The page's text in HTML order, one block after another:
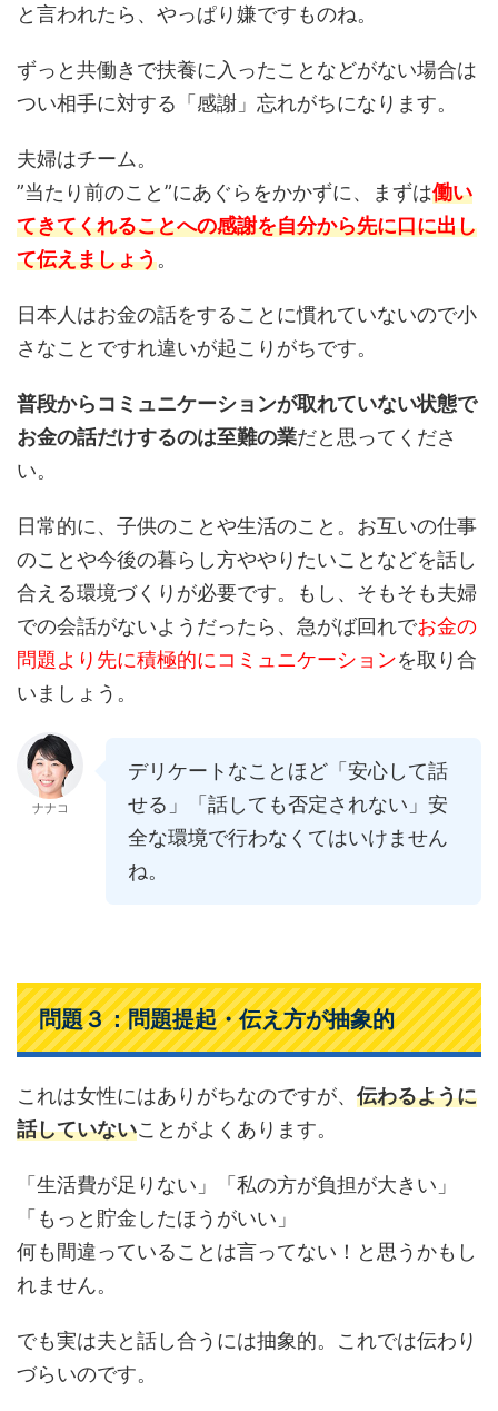
と言われたら、やっぱり嫌ですものね。
ずっと共働きで扶養に入ったことなどがない場合は
つい相手に対する「感謝」忘れがちになります。
夫婦はチーム。
”当たり前のこと”にあぐらをかかずに、まずは働い
てきてくれることへの感謝を自分から先に口に出し
て伝えましょう。
日本人はお金の話をすることに慣れていないので小
さなことですれ違いが起こりがちです。
普段からコミュニケーションが取れていない状態で
お金の話だけするのは至難の業だと思ってくださ
い。
日常的に、子供のことや生活のこと。お互いの仕事
のことや今後の暮らし方ややりたいことなどを話し
合える環境づくりが必要です。もし、そもそも夫婦
での会話がないようだったら、急がば回れでお金の
問題より先に積極的にコミュニケーションを取り合
いましょう。
ナナコ
デリケートなことほど「安心して話
せる」「話しても否定されない」安
全な環境で行わなくてはいけません
ね。
問題３：問題提起・伝え方が抽象的
これは女性にはありがちなのですが、 伝わるように
話していないことがよくあります。
「生活費が足りない」「私の方が負担が大きい」
「もっと貯金したほうがいい」
何も間違っていることは言ってない！と思うかもし
れません。
でも実は夫と話し合うには抽象的。これでは伝わり
づらいのです。